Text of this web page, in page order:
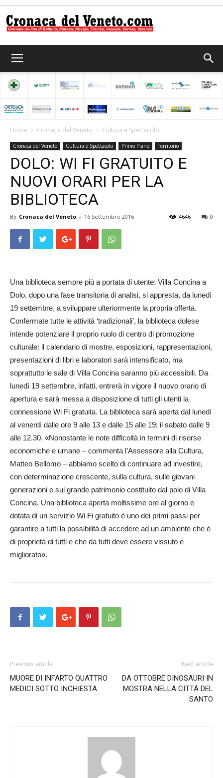
del
Veneto
Home Cronaca del Veneto Cultura e Spettacolo
Cronaca del Veneto Cultura e Spettacolo Primo Piano Territorio
DOLO: WI FI GRATUITO E
NUOVI ORARI PER LA
BIBLIOTECA
By Cronaca del Veneto - 16 Settembre 2016 0
4646
Una biblioteca sempre più a portata di utente: Villa Concina a
Dolo, dopo una fase transitoria di analisi, si appresta, da lunedì
19 settembre, a sviluppare ulteriormente la propria offerta.
Confermate tutte le attività ‘tradizionali’, la biblioteca dolese
intende potenziare il proprio ruolo di centro di promozione
culturale: il calendario di mostre, esposizioni, rappresentazioni,
presentazioni di libri e laboratori sarà intensificato, ma
soprattutto le sale di Villa Concina saranno più accessibili. Da
lunedì 19 settembre, infatti, entrerà in vigore il nuovo orario di
apertura e sarà messa a disposizione di tutti gli utenti la
connessione Wi Fi gratuita. La biblioteca sarà aperta dal lunedì
al venerdì dalle ore 9 alle 13 e dalle 15 alle 19; il sabato dalle 9
alle 12.30. «Nonostante le note difficoltà in termini di risorse
economiche e umane – commenta l’Assessore alla Cultura,
Matteo Bellomo – abbiamo scelto di continuare ad investire,
con determinazione crescente, sulla cultura, sulle giovani
generazioni e sul grande patrimonio costituito dal polo di Villa
Concina. Una biblioteca aperta moltissime ore al giorno e
dotata di un servizio Wi Fi gratuito è uno dei primi passi per
garantire a tutti la possibilità di accedere ad un ambiente che è
di proprietà di tutti e che da tutti deve essere vissuto e
migliorato».
Previous article
MUORE DI INFARTO QUATTRO
MEDICI SOTTO INCHIESTA
Next article
DA OTTOBRE DINOSAURI IN
MOSTRA NELLA CITTÁ DEL
SANTO